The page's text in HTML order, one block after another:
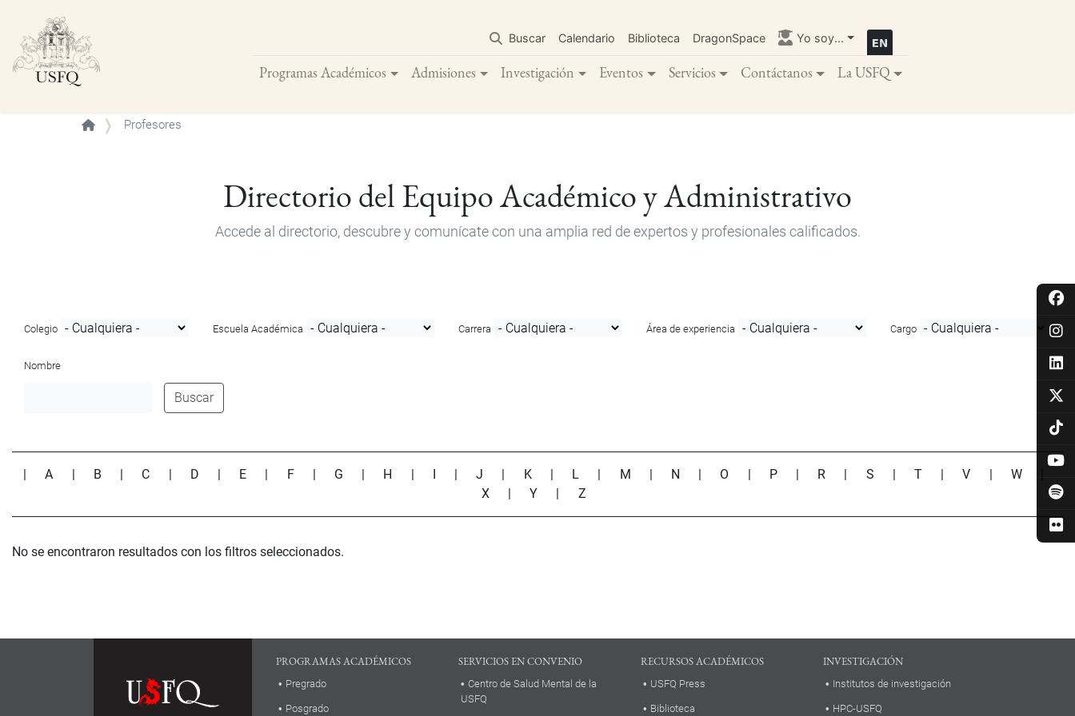
contenido
principal
Buscar Calendario Biblioteca DragonSpace Yo soy...
Programas Académicos Admisiones Investigación Eventos Servicios Contáctanos La USFQ
Buscar
Profesores
Directorio del Equipo Académico y Administrativo
Accede al directorio, descubre y comunícate con una amplia red de expertos y profesionales calificados.
Colegio Escuela Académica Carrera Área de experiencia Cargo
Nombre
Buscar
|A B C D E F G H |J K L M N O P R S |T |V W
X
|Y Z
No se encontraron resultados con los filtros seleccionados.
PROGRAMAS ACADÉMICOS
Pregrado
Posgrado
SERVICIOS EN CONVENIO
Centro de Salud Mental de la
USFQ
RECURSOS ACADÉMICOS
USFQ Press
Biblioteca
INVESTIGACIÓN
Institutos de investigación
HPC-USFQ